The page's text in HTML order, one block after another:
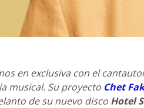
en exclusiva con el
musical. Su proyecto Chet
de su nuevo disco Hotel